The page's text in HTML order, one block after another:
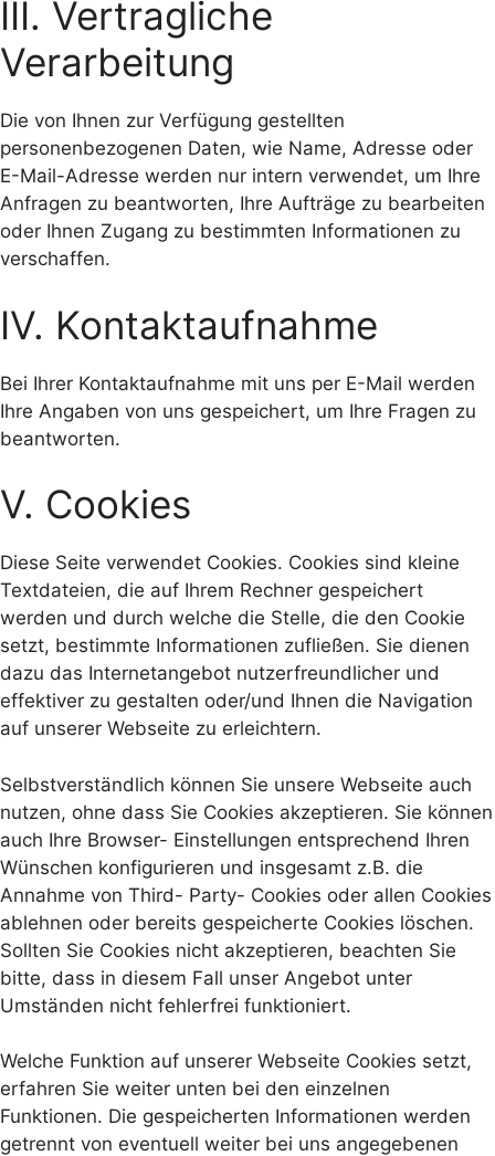
III. Vertragliche
Verarbeitung
Die von Ihnen zur Verfügung gestellten
personenbezogenen Daten, wie Name, Adresse oder
E-Mail-Adresse werden nur intern verwendet, um Ihre
Anfragen zu beantworten, Ihre Aufträge zu bearbeiten
oder Ihnen Zugang zu bestimmten Informationen zu
verschaffen.
IV. Kontaktaufnahme
Bei Ihrer Kontaktaufnahme mit uns per E-Mail werden
Ihre Angaben von uns gespeichert, um Ihre Fragen zu
beantworten.
V. Cookies
Diese Seite verwendet Cookies. Cookies sind kleine
Textdateien, die auf Ihrem Rechner gespeichert
werden und durch welche die Stelle, die den Cookie
setzt, bestimmte Informationen zufließen. Sie dienen
dazu das Internetangebot nutzerfreundlicher und
effektiver zu gestalten oder/und Ihnen die Navigation
auf unserer Webseite zu erleichtern.
Selbstverständlich können Sie unsere Webseite auch
nutzen, ohne dass Sie Cookies akzeptieren. Sie können
auch Ihre Browser- Einstellungen entsprechend Ihren
Wünschen konfigurieren und insgesamt z.B. die
Annahme von Third- Party- Cookies oder allen Cookies
ablehnen oder bereits gespeicherte Cookies löschen.
Sollten Sie Cookies nicht akzeptieren, beachten Sie
bitte, dass in diesem Fall unser Angebot unter
Umständen nicht fehlerfrei funktioniert.
Welche Funktion auf unserer Webseite Cookies setzt,
erfahren Sie weiter unten bei den einzelnen
Funktionen. Die gespeicherten Informationen werden
getrennt von eventuell weiter bei uns angegebenen